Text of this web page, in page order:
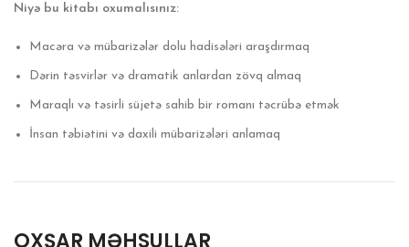
Niyə bu kitabı oxumalısınız:
Macəra və mübarizələr dolu hadisələri araşdırmaq
Dərin təsvirlər və dramatik anlardan zövq almaq
Maraqlı və təsirli süjetə sahib bir romanı təcrübə etmək
İnsan təbiətini və daxili mübarizələri anlamaq
OXŞAR MƏHSULLAR